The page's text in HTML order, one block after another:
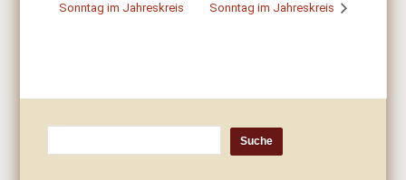
Sonntag im Jahreskreis
Sonntag im Jahreskreis